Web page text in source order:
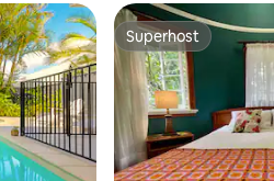
Superhost
Superhost